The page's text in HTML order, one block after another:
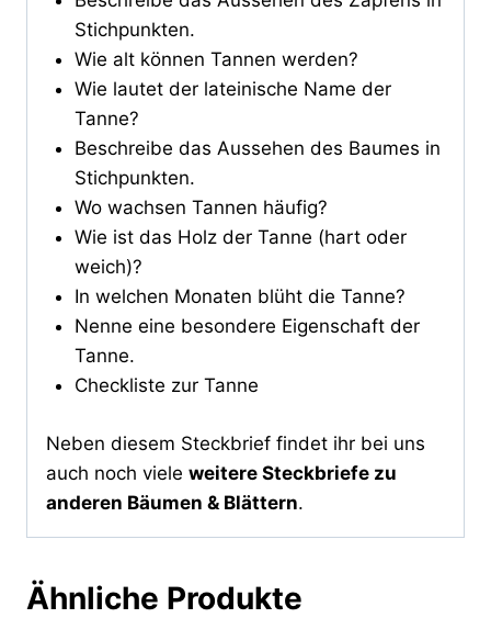
Stichpunkten.
Wie alt können Tannen werden?
Wie lautet der lateinische Name der
Tanne?
Beschreibe das Aussehen des Baumes in
Stichpunkten.
Wo wachsen Tannen häufig?
Wie ist das Holz der Tanne (hart oder
weich)?
In welchen Monaten blüht die Tanne?
Nenne eine besondere Eigenschaft der
Tanne.
Checkliste zur Tanne
Neben diesem Steckbrief findet ihr bei uns
auch noch viele weitere Steckbriefe zu
anderen Bäumen & Blättern.
Ähnliche Produkte